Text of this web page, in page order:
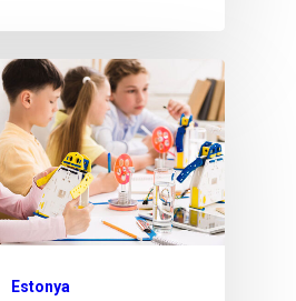
Estonya